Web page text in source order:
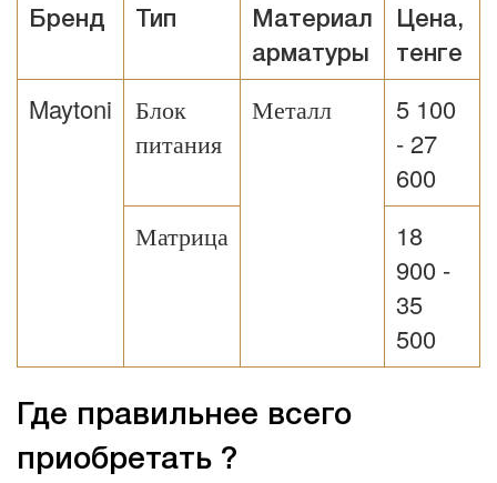
Бренд Тип
Материал
арматуры
Цена,
тенге
Maytoni
Блок
питания
Металл
5 100
- 27
600
Матрица
18
900 -
35
500
Где правильнее всего
приобретать ?